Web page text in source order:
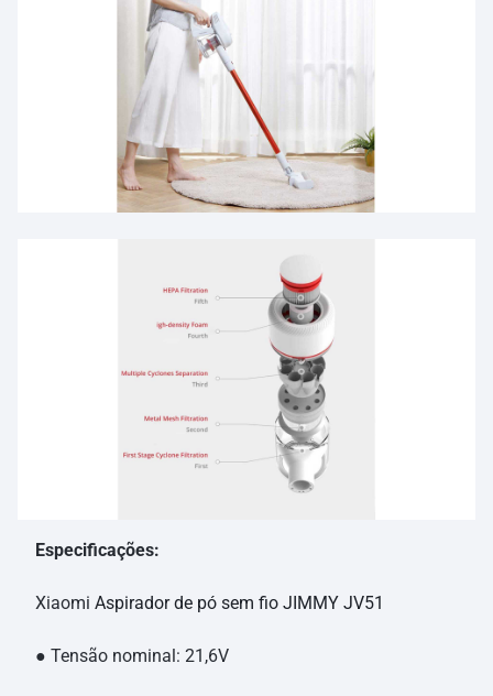
Especificações:
Xiaomi Aspirador de pó sem fio JIMMY JV51
● Tensão nominal: 21,6V